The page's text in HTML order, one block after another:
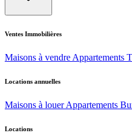
Ventes Immobilières
Maisons à vendre Appartements
Locations annuelles
Maisons à louer Appartements
Locations